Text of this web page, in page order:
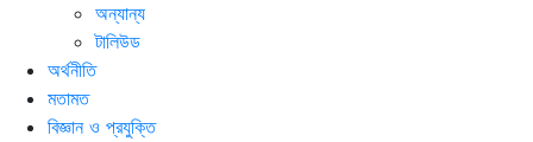
অন্যান্য
টালিউড
অর্থনীতি
মতামত
বিজ্ঞান ও প্রযুক্তি